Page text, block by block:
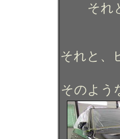
それ
それと、
そのよう